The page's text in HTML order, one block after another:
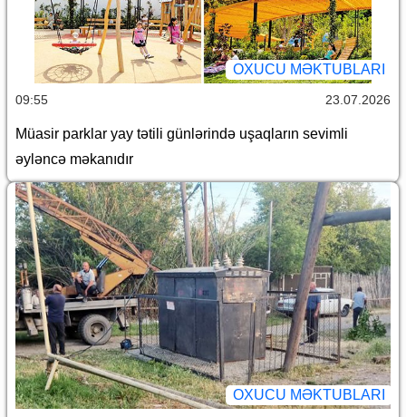
OXUCU MƏKTUBLARI
09:55 23.07.2026
Müasir parklar yay tətili günlərində uşaqların sevimli
əyləncə məkanıdır
OXUCU MƏKTUBLARI